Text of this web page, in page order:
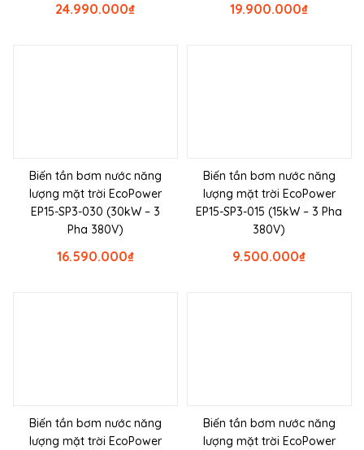
₫
24.990.000 ₫
19.900.000
Biến tần bơm nước năng
lượng mặt trời EcoPower
EP15-SP3-030 (30kW – 3
Pha 380V)
₫
16.590.000
Biến tần bơm nước năng
lượng mặt trời EcoPower
EP15-SP3-015 (15kW – 3 Pha
380V)
₫
9.500.000
Biến tần bơm nước năng
lượng mặt trời EcoPower
Biến tần bơm nước năng
lượng mặt trời EcoPower